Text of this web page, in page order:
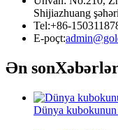
Shijiazhuang
Tel:+86-
E-poçt:
Ən son
Dünya kubokunun